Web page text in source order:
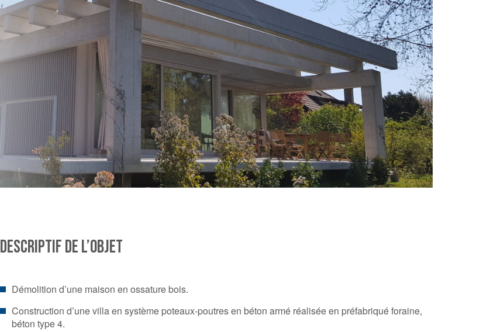
DESCRIPTIF DE L’OBJET
Démolition d’une maison en ossature bois.
Construction d’une villa en système poteaux-poutres en béton armé réalisée en préfabriqué foraine,
béton type 4.